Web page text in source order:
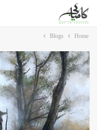
Home
Blogs